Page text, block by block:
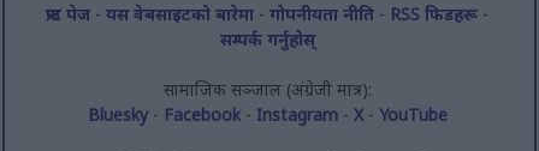
फ्रन्ट पेज -यस वेबसाइटको बारेमा -गोपनीयता नीति - RSS फिडहरू -
सम्पर्क गर्नुहोस्
सामाजिक सञ्जाल (अंग्रेजी मात्र):
Bluesky- Facebook- Instagram- X- YouTube